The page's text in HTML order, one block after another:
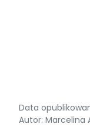
Data
Autor: Marcelina